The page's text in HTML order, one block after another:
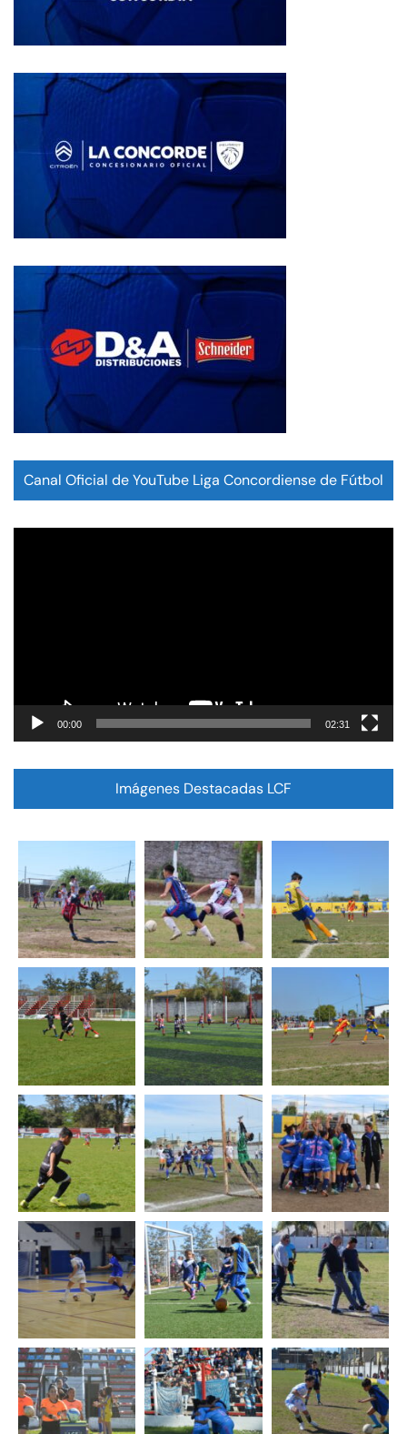
Canal Oficial de YouTube Liga Concordiense de Fútbol
00:00 02:31
Imágenes Destacadas LCF